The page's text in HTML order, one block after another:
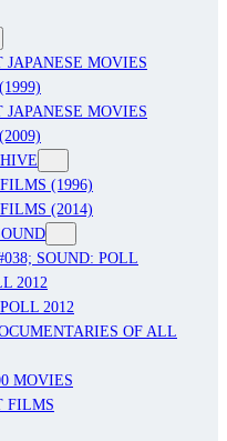
JAPANESE MOVIES
JAPANESE MOVIES
(1996)
(2014)
SOUND: POLL
2012
2012
OF ALL
MOVIES
FILMS